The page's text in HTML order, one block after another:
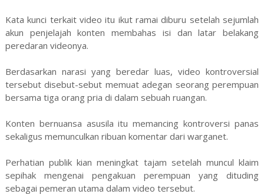
Kata kunci terkait video itu ikut ramai diburu setelah sejumlah
akun penjelajah konten membahas isi dan latar belakang
peredaran videonya.
Berdasarkan narasi yang beredar luas, video kontroversial
tersebut disebut-sebut memuat adegan seorang perempuan
bersama tiga orang pria di dalam sebuah ruangan.
Konten bernuansa asusila itu memancing kontroversi panas
sekaligus memunculkan ribuan komentar dari warganet.
Perhatian publik kian meningkat tajam setelah muncul klaim
sepihak mengenai pengakuan perempuan yang dituding
sebagai pemeran utama dalam video tersebut.